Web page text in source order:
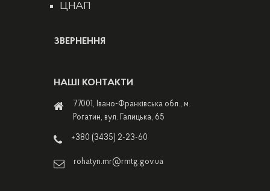
ЦНАП
ЗВЕРНЕННЯ
НАШІ КОНТАКТИ
77001, Івано-Франківська обл., м.
Рогатин, вул. Галицька, 65
+380 (3435) 2-23-60
rohatyn.mr@rmtg.gov.ua